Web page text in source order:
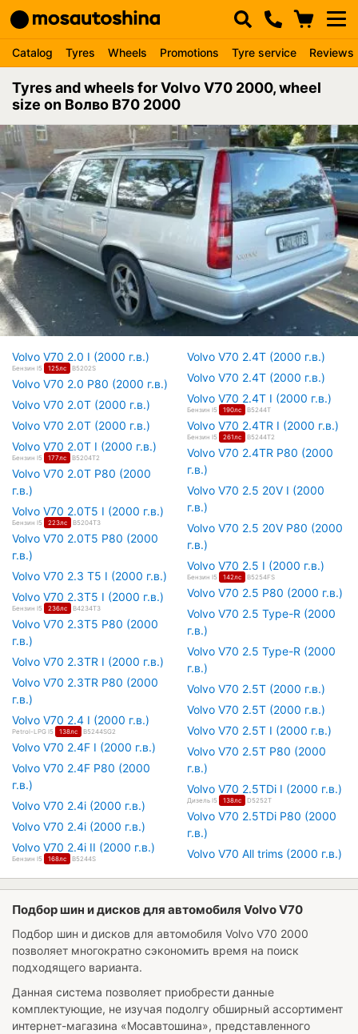
Catalog Tyres Wheels Promotions Tyre service Reviews
Tyres and wheels for Volvo V70 2000, wheel
size on Волво В70 2000
Volvo V70 2.0 I (2000 г.в.)
Бензин I5 125лс B5202S
Volvo V70 2.0 P80 (2000 г.в.)
Volvo V70 2.0T (2000 г.в.)
Volvo V70 2.0T (2000 г.в.)
Volvo V70 2.0T I (2000 г.в.)
Бензин I5 177лс B5204T2
Volvo V70 2.0T P80 (2000
г.в.)
Volvo V70 2.0T5 I (2000 г.в.)
Бензин I5 223лс B5204T3
Volvo V70 2.0T5 P80 (2000
г.в.)
Volvo V70 2.3 T5 I (2000 г.в.)
Volvo V70 2.3T5 I (2000 г.в.)
Бензин I5 236лс B4234T3
Volvo V70 2.3T5 P80 (2000
г.в.)
Volvo V70 2.3TR I (2000 г.в.)
Volvo V70 2.3TR P80 (2000
г.в.)
Volvo V70 2.4 I (2000 г.в.)
Petrol-LPG I5 138лс B5244SG2
Volvo V70 2.4F I (2000 г.в.)
Volvo V70 2.4F P80 (2000
г.в.)
Volvo V70 2.4i (2000 г.в.)
Volvo V70 2.4i (2000 г.в.)
Volvo V70 2.4i II (2000 г.в.)
Бензин I5 168лс B5244S
Volvo V70 2.4T (2000 г.в.)
Volvo V70 2.4T (2000 г.в.)
Volvo V70 2.4T I (2000 г.в.)
Бензин I5 190лс B5244T
Volvo V70 2.4TR I (2000 г.в.)
Бензин I5 261лс B5244T2
Volvo V70 2.4TR P80 (2000
г.в.)
Volvo V70 2.5 20V I (2000
г.в.)
Volvo V70 2.5 20V P80 (2000
г.в.)
Volvo V70 2.5 I (2000 г.в.)
Бензин I5 142лс B5254FS
Volvo V70 2.5 P80 (2000 г.в.)
Volvo V70 2.5 Type-R (2000
г.в.)
Volvo V70 2.5 Type-R (2000
г.в.)
Volvo V70 2.5T (2000 г.в.)
Volvo V70 2.5T (2000 г.в.)
Volvo V70 2.5T I (2000 г.в.)
Volvo V70 2.5T P80 (2000
г.в.)
Volvo V70 2.5TDi I (2000 г.в.)
Дизель I5 138лс D5252T
Volvo V70 2.5TDi P80 (2000
г.в.)
Volvo V70 All trims (2000 г.в.)
Подбор шин и дисков для автомобиля Volvo V70
Подбор шин и дисков для автомобиля Volvo V70 2000
позволяет многократно сэкономить время на поиск
подходящего варианта.
Данная система позволяет приобрести данные
комплектующие, не изучая подолгу обширный ассортимент
интернет-магазина «Мосавтошина», представленного